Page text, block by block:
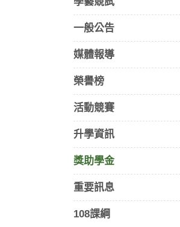
一般公告
媒體報導
榮譽榜
活動競賽
升學資訊
獎助學金
重要訊息
108課綱